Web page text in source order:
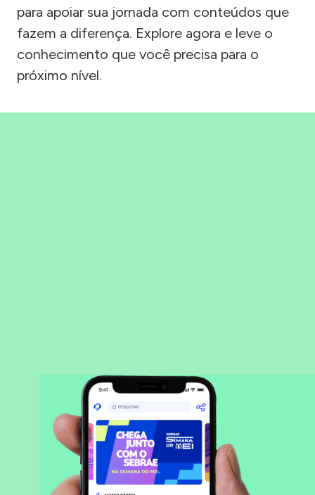
para apoiar sua jornada com conteúdos que
fazem a diferença. Explore agora e leve o
conhecimento que você precisa para o
próximo nível.